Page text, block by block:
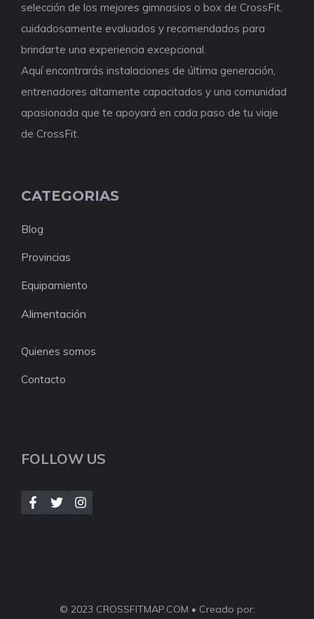
selección de los mejores gimnasios o box de CrossFit,
cuidadosamente evaluados y recomendados para
brindarte una experiencia excepcional.
Aquí encontrarás instalaciones de última generación,
entrenadores altamente capacitados y una comunidad
apasionada que te apoyará en cada paso de tu viaje
de CrossFit.
CATEGORIAS
Blog
Provincias
Equipamiento
Alimentación
Quienes somos
Contacto
FOLLOW US
© 2023 CROSSFITMAP.COM • Creado por: